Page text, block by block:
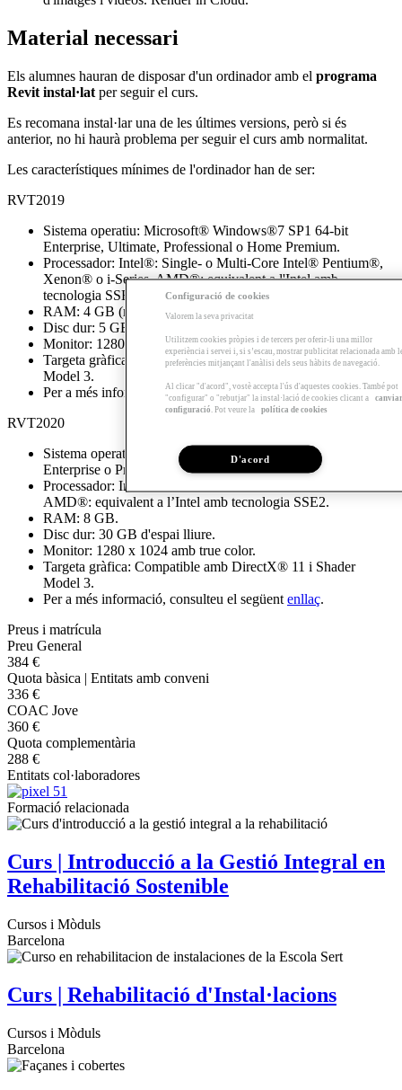
Material necessari
Els alumnes hauran de disposar d'un ordinador amb el programa
Revit instal·lat per seguir el curs.
Es recomana instal·lar una de les últimes versions, però si és
anterior, no hi haurà problema per seguir el curs amb normalitat.
Les característiques mínimes de l'ordinador han de ser:
RVT2019
Sistema operatiu: Microsoft® Windows®7 SP1 64-bit
Enterprise, Ultimate, Professional o Home Premium.
Processador: Intel®: Single- o Multi-Core Intel® Pentium®,
Xenon® o i-Series. AMD®: equivalent a l'Intel amb
tecnologia SSE2.
RAM: 4 GB (recomanables 8 GB).
Disc dur: 5 GB d'espai lliure.
Monitor: 1280 x 1024 amb true color.
Targeta gràfica: Compatible amb DirectX® 11 i Shader
Model 3.
Per a més informació, consulteu el següentenllaç.
RVT2020
Sistema operatiu: Microsoft® Windows® 10 de 64 bits
Enterprise o Pro.
Processador: Intel®: Xeon® o i-Series d’un o diferents nuclis.
AMD®: equivalent a l’Intel amb tecnologia SSE2.
RAM: 8 GB.
Disc dur: 30 GB d'espai lliure.
Monitor: 1280 x 1024 amb true color.
Targeta gràfica: Compatible amb DirectX® 11 i Shader
Model 3.
Per a més informació, consulteu el següent enllaç.
Preus i matrícula
Preu General
384 €
Quota bàsica | Entitats amb conveni
336 €
COAC Jove
360 €
Quota complementària
288 €
Entitats col·laboradores
Formació relacionada
Curs | Introducció a la Gestió Integral en
Rehabilitació Sostenible
Cursos i Mòduls
Barcelona
Curs | Rehabilitació d'Instal·lacions
Cursos i Mòduls
Barcelona
Configuració de cookies
Valorem la seva privacitat
Utilitzem cookies pròpies i de tercers per oferir-li una millor
experiència i servei i, si s’escau, mostrar publicitat relacionada amb
preferències mitjançant l'anàlisi dels seus hàbits de navegació.
Al clicar "d'acord", vostè accepta l'ús d'aquestes cookies. També pot
"configurar" o "rebutjar" la instal·lació de cookies clicant a
canviar
configuració . Pot veure la política de cookies
D'acord